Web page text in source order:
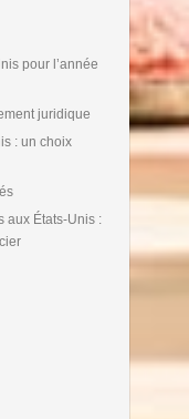
pour l’année
juridique
: un choix
aux États-Unis :